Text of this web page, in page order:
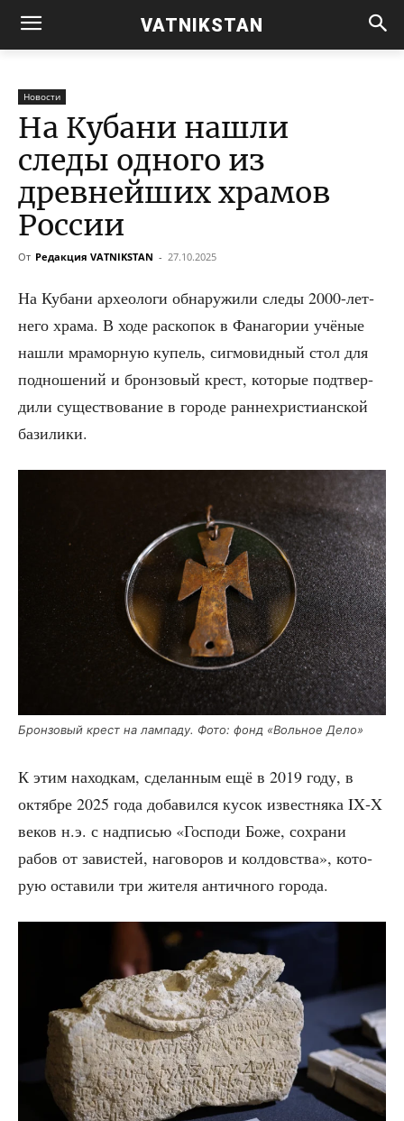
VATNIKSTAN
Новости
На Кубани нашли
следы одного из
древнейших храмов
России
От Редакция VATNIKSTAN - 27.10.2025
На Куба­ни архео­ло­ги обна­ру­жи­ли сле­ды 2000-лет­
не­го хра­ма. В ходе рас­ко­пок в Фана­го­рии учё­ные
нашли мра­мор­ную купель, сиг­мо­вид­ный стол для
под­но­ше­ний и брон­зо­вый крест, кото­рые под­твер­
ди­ли суще­ство­ва­ние в горо­де ран­не­хри­сти­ан­ской
базилики.
Брон­зо­вый крест на лам­па­ду. Фото: фонд «Воль­ное Дело»
К этим наход­кам, сде­лан­ным ещё в 2019 году, в
октяб­ре 2025 года доба­вил­ся кусок извест­ня­ка IX‑X
веков н.э. с над­пи­сью «Гос­по­ди Боже, сохра­ни
рабов от зави­стей, наго­во­ров и кол­дов­ства», кото­
рую оста­ви­ли три жите­ля антич­но­го города.